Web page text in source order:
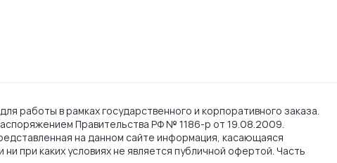
работы в рамках государственного и корпоративного заказа.
Правительства РФ № 1186-р от 19.08.2009.
на данном сайте информация, касающаяся
при каких условиях не является публичной офертой. Часть